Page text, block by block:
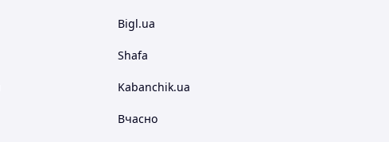
Bigl.ua
Shafa
Kabanchik.ua
Вчасно